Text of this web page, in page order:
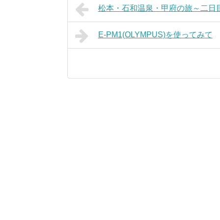
松本・石和温泉・甲府の旅～二日
E-PM1(OLYMPUS)を使ってみて